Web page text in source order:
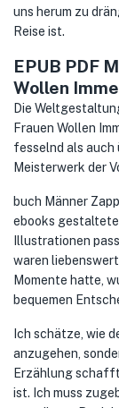
uns herum zu
Reise ist.
EPUB PDF
Wollen
Die
Frauen Wollen
fesselnd als auch
Meisterwerk der
buch Männer
ebooks
Illustrationen
waren
Momente hatte,
bequemen
Ich schätze, wie
anzugehen,
Erzählung
ist. Ich muss